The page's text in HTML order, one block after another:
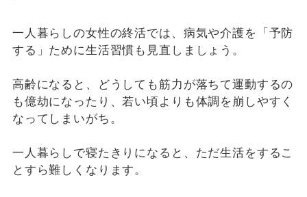
一人暮らしの女性の終活では、病気や介護を「予防
する」ために生活習慣も見直しましょう。
高齢になると、どうしても筋力が落ちて運動するの
も億劫になったり、若い頃よりも体調を崩しやすく
なってしまいがち。
一人暮らしで寝たきりになると、ただ生活をするこ
とすら難しくなります。